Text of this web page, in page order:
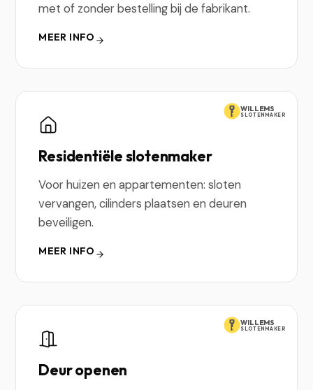
met of zonder bestelling bij de fabrikant.
MEER INFO
WILLEMS
SLOTENMAKER
Residentiële slotenmaker
Voor huizen en appartementen: sloten
vervangen, cilinders plaatsen en deuren
beveiligen.
MEER INFO
WILLEMS
SLOTENMAKER
Deur openen